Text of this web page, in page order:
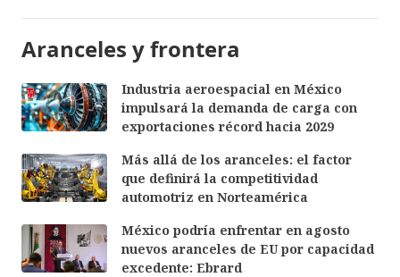
Aranceles y frontera
Industria aeroespacial en México
impulsará la demanda de carga con
exportaciones récord hacia 2029
Más allá de los aranceles: el factor
que definirá la competitividad
automotriz en Norteamérica
México podría enfrentar en agosto
nuevos aranceles de EU por capacidad
excedente: Ebrard